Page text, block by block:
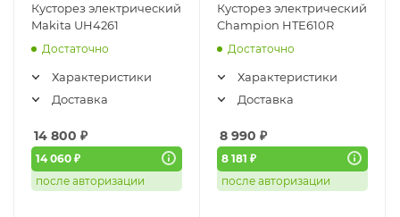
Кусторез электрический
Makita UH4261
Достаточно
Характеристики
Доставка
14 800 ₽
14 060 ₽
после авторизации
Кусторез электрический
Champion HTE610R
Достаточно
Характеристики
Доставка
8 990 ₽
8 181 ₽
после авторизации